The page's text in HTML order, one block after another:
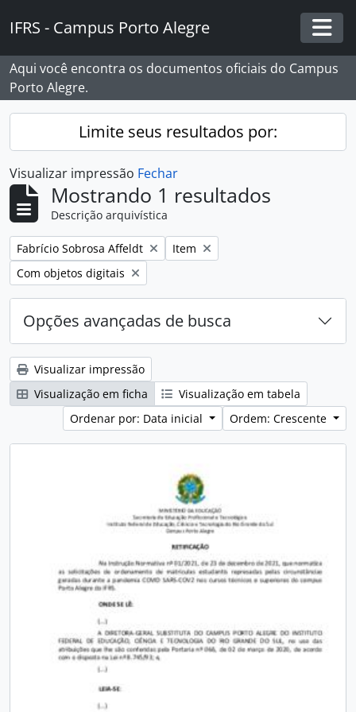
IFRS - Campus Porto Alegre
Aqui você encontra os documentos oficiais do Campus
Porto Alegre.
Limite seus resultados por:
Visualizar impressão Fechar
Mostrando 1 resultados
Descrição arquivística
Remover filtro:
Fabrício Sobrosa Affeldt Remover filtro:
Item
Remover filtro:
Com objetos digitais
Opções avançadas de busca
Visualizar impressão
Visualização em ficha
Visualização em tabela
Ordenar por: Data inicial
Ordem: Crescente